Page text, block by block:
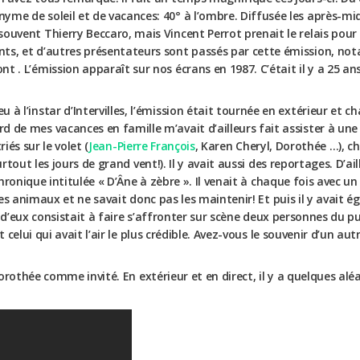
de soleil et de vacances: 40° à l’ombre. Diffusée les après-
Thierry Beccaro, mais Vincent Perrot prenait le relais pour
et d’autres présentateurs sont passés par cette émission,
. L’émission apparaît sur nos écrans en 1987. C’était il y a 25
à l’instar d’Intervilles, l’émission était tournée en extérieur et
de mes vacances en famille m’avait d’ailleurs fait assister à
sur le volet (Jean-Pierre François, Karen Cheryl, Dorothée …),
les jours de grand vent!). Il y avait aussi des reportages.
intitulée « D’Âne à zèbre ». Il venait à chaque fois avec
animaux et ne savait donc pas les maintenir! Et puis il y avait
consistait à faire s’affronter sur scène deux personnes du
qui avait l’air le plus crédible. Avez-vous le souvenir d’un
comme invité. En extérieur et en direct, il y a quelques